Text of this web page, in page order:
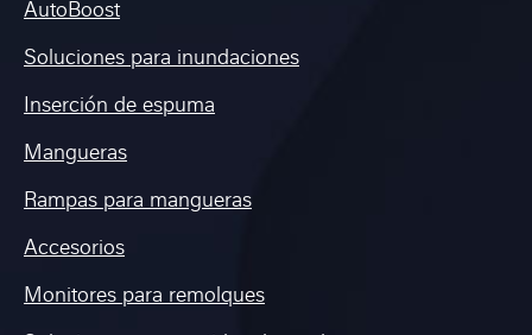
AutoBoost
Soluciones para inundaciones
Inserción de espuma
Mangueras
Rampas para mangueras
Accesorios
Monitores para remolques